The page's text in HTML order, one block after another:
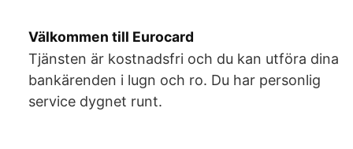
Välkommen till Eurocard
Tjänsten är kostnadsfri och du kan utföra dina
bankärenden i lugn och ro. Du har personlig
service dygnet runt.